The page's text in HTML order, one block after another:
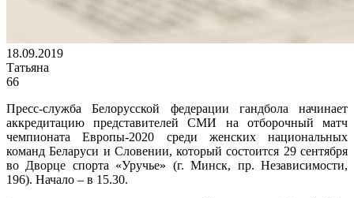
18.09.2019
Татьяна
66
Пресс-служба Белорусской федерации гандбола начинает
аккредитацию представителей СМИ на отборочный матч
чемпионата Европы-2020 среди женских национальных
команд Беларуси и Словении, который состоится 29 сентября
во Дворце спорта «Уручье» (г. Минск, пр. Независимости,
196). Начало – в 15.30.